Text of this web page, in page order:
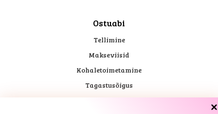
Ostuabi
Tellimine
Makseviisid
Kohaletoimetamine
Tagastusõigus